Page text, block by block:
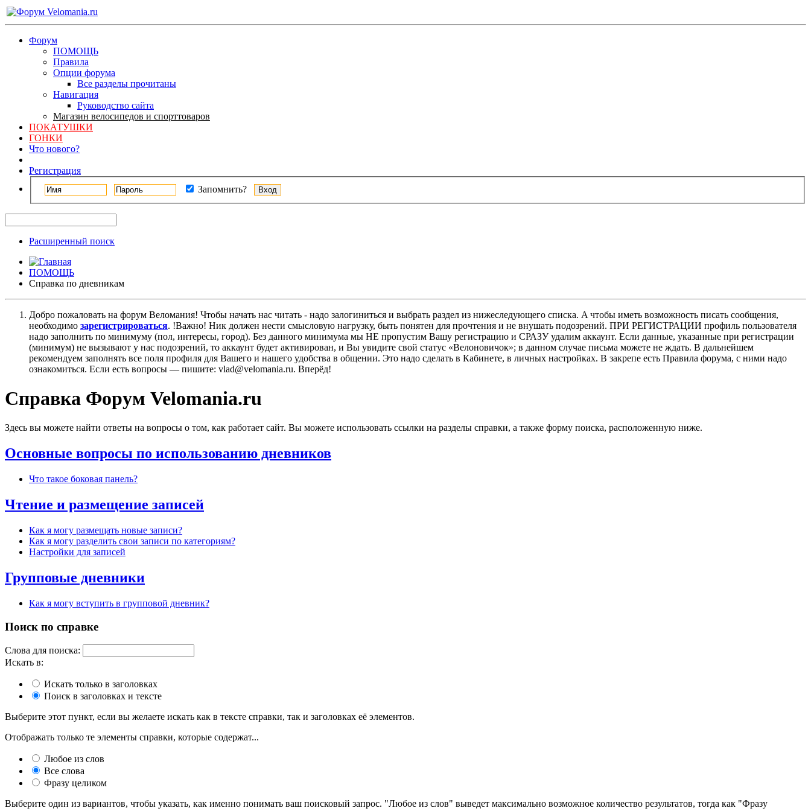
Форум
ПОМОЩЬ
Правила
Опции форума
Все разделы прочитаны
Навигация
Руководство сайта
Магазин велосипедов и спорттоваров
ПОКАТУШКИ
ГОНКИ
Что нового?
Регистрация
Запомнить?
Расширенный поиск
ПОМОЩЬ
Справка по дневникам
Добро пожаловать на форум Веломания! Чтобы начать нас читать - надо залогиниться и выбрать раздел из нижеследующего списка. A чтобы иметь возможность писать сообщения,
необходимо зарегистрироваться. !Важно! Ник должен нести смысловую нагрузку, быть понятен для прочтения и не внушать подозрений. ПРИ РЕГИСТРАЦИИ профиль пользователя
надо заполнить по минимуму (пол, интересы, город). Без данного минимума мы НЕ пропустим Вашу регистрацию и СРАЗУ удалим аккаунт. Если данные, указанные при регистрации
(минимум) не вызывают у нас подозрений, то аккаунт будет активирован, и Вы увидите свой статус «Велоновичок»; в данном случае письма можете не ждать. В дальнейшем
рекомендуем заполнять все поля профиля для Вашего и нашего удобства в общении. Это надо сделать в Кабинете, в личных настройках. В закрепе есть Правила форума, с ними надо
ознакомиться. Если есть вопросы — пишите: vlad@velomania.ru. Вперёд!
Справка Форум Velomania.ru
Здесь вы можете найти ответы на вопросы о том, как работает сайт. Вы можете использовать ссылки на разделы справки, а также форму поиска, расположенную ниже.
Основные вопросы по использованию дневников
Что такое боковая панель?
Чтение и размещение записей
Как я могу размещать новые записи?
Как я могу разделить свои записи по категориям?
Настройки для записей
Групповые дневники
Как я могу вступить в групповой дневник?
Поиск по справке
Слова для поиска:
Искать в:
Искать только в заголовках
Поиск в заголовках и тексте
Выберите этот пункт, если вы желаете искать как в тексте справки, так и заголовках её элементов.
Отображать только те элементы справки, которые содержат...
Любое из слов
Все слова
Фразу целиком
Выберите один из вариантов, чтобы указать, как именно понимать ваш поисковый запрос. "Любое из слов" выведет максимально возможное количество результатов, тогда как "Фразу